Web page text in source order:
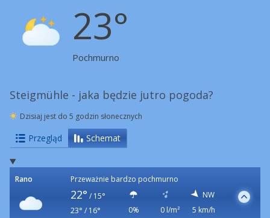
23°
Pochmurno
Steigmühle - jaka będzie jutro pogoda?
Dzisiaj jest do 5 godzin słonecznych
Przegląd Schemat
Rano Przeważnie bardzo pochmurno
22° / 15°
23° / 16°
0% 0 l/m²
NW
5 km/h